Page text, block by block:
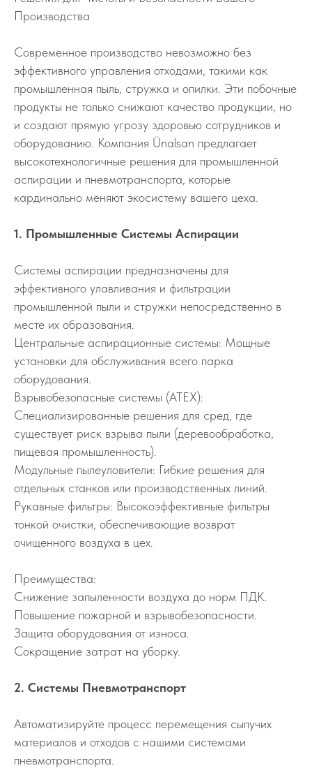
Производства
Современное производство невозможно без
эффективного управления отходами, такими как
промышленная пыль, стружка и опилки. Эти побочные
продукты не только снижают качество продукции, но
и создают прямую угрозу здоровью сотрудников и
оборудованию. Компания Ünalsan предлагает
высокотехнологичные решения для промышленной
аспирации и пневмотранспорта, которые
кардинально меняют экосистему вашего цеха.
1. Промышленные Системы Аспирации
Системы аспирации предназначены для
эффективного улавливания и фильтрации
промышленной пыли и стружки непосредственно в
месте их образования.
Центральные аспирационные системы: Мощные
установки для обслуживания всего парка
оборудования.
Взрывобезопасные системы (ATEX):
Специализированные решения для сред, где
существует риск взрыва пыли (деревообработка,
пищевая промышленность).
Модульные пылеуловители: Гибкие решения для
отдельных станков или производственных линий.
Рукавные фильтры: Высокоэффективные фильтры
тонкой очистки, обеспечивающие возврат
очищенного воздуха в цех.
Преимущества:
Снижение запыленности воздуха до норм ПДК.
Повышение пожарной и взрывобезопасности.
Защита оборудования от износа.
Сокращение затрат на уборку.
2. Системы Пневмотранспорт
Автоматизируйте процесс перемещения сыпучих
материалов и отходов с нашими системами
пневмотранспорта.